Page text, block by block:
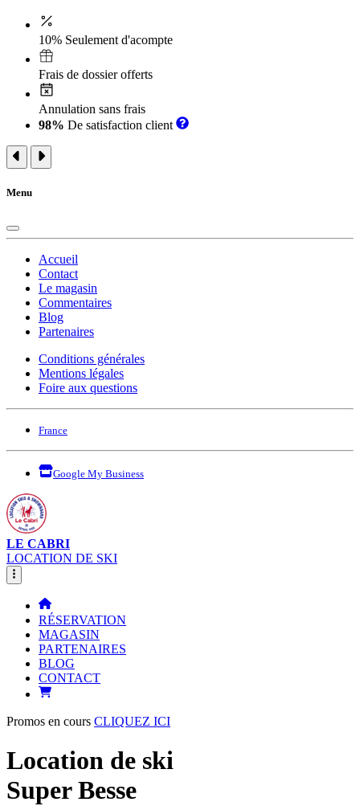
10% Seulement d'acompte
Frais de dossier offerts
Annulation sans frais
98% De satisfaction client
Menu
Accueil
Contact
Le magasin
Commentaires
Blog
Partenaires
Conditions générales
Mentions légales
Foire aux questions
France
Google My Business
LE CABRI
LOCATION DE SKI
RÉSERVATION
MAGASIN
PARTENAIRES
BLOG
CONTACT
Promos en cours CLIQUEZ ICI
Location de ski
Super Besse